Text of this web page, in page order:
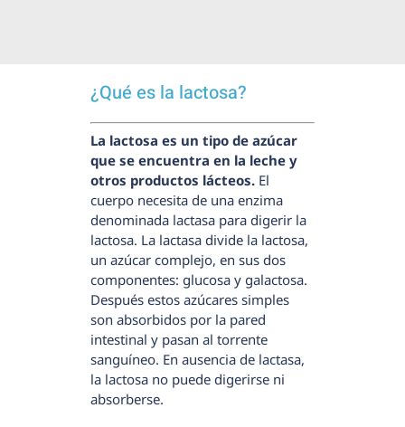
¿Qué es la lactosa?
La lactosa es un tipo de azúcar
que se encuentra en la leche y
otros productos lácteos.El
cuerpo necesita de una enzima
denominada lactasa para digerir la
lactosa. La lactasa divide la lactosa,
un azúcar complejo, en sus dos
componentes: glucosa y galactosa.
Después estos azúcares simples
son absorbidos por la pared
intestinal y pasan al torrente
sanguíneo. En ausencia de lactasa,
la lactosa no puede digerirse ni
absorberse.